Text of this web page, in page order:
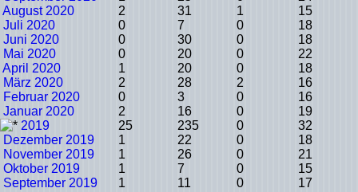
August 2020
2 31 1
15
Juli 2020
0 7 0
18
Juni 2020
0 30 0
18
Mai 2020
0 20 0
22
April 2020
1 20 0
18
März 2020
2 28 2
16
Februar 2020
0 3 0
16
Januar 2020
2 16 0
19
2019
25 235 0
32
Dezember 2019
1 22 0
18
November 2019
1 26 0
21
Oktober 2019
1 7 0
15
September 2019
1 11 0
17